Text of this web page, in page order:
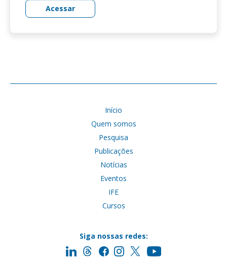
Acessar
Início
Quem somos
Pesquisa
Publicações
Notícias
Eventos
IFE
Cursos
Siga nossas redes: